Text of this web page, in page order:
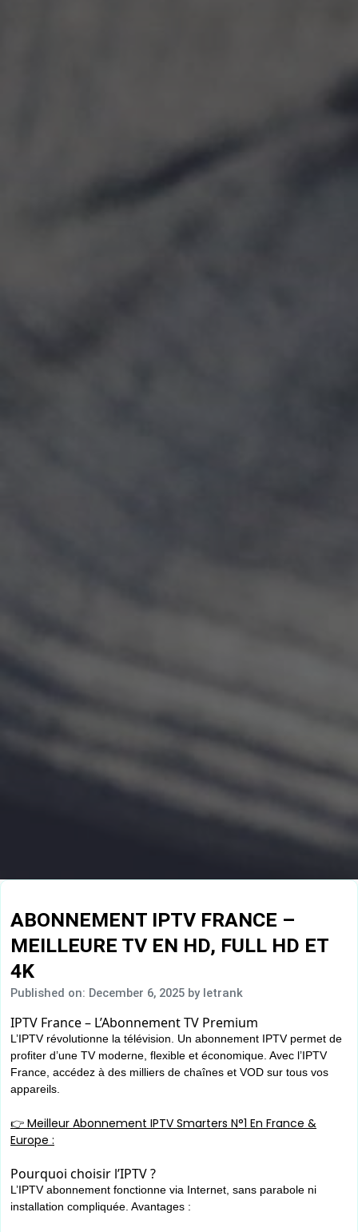
ABONNEMENT IPTV FRANCE –
MEILLEURE TV EN HD, FULL HD ET
4K
Published on: December 6, 2025 by letrank
IPTV France – L’Abonnement TV Premium
L’IPTV révolutionne la télévision. Un abonnement IPTV permet de
profiter d’une TV moderne, flexible et économique. Avec l’IPTV
France, accédez à des milliers de chaînes et VOD sur tous vos
appareils.
👉 Meilleur Abonnement IPTV Smarters N°1 En France &
Europe :
Pourquoi choisir l’IPTV ?
L’IPTV abonnement fonctionne via Internet, sans parabole ni
installation compliquée. Avantages :